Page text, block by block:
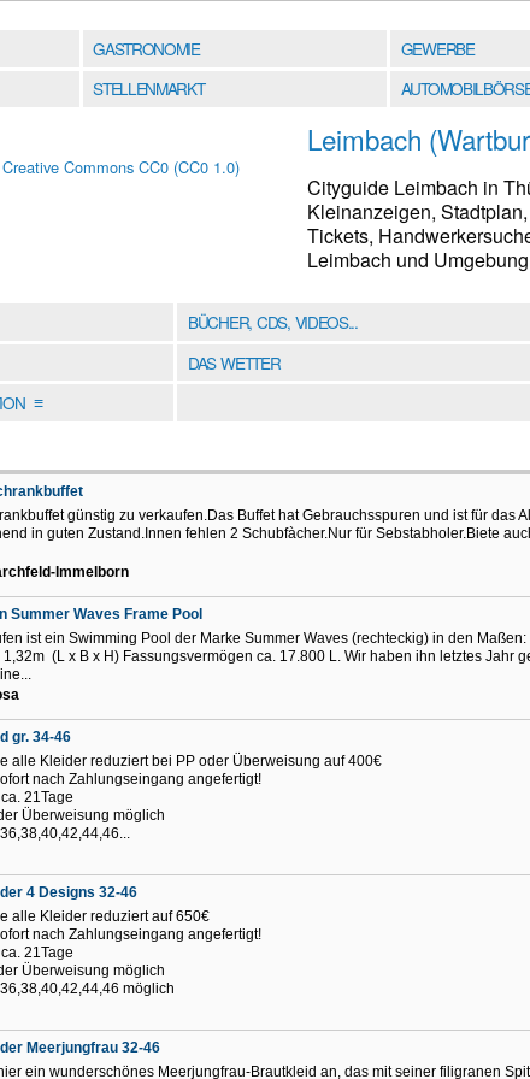
GASTRONOMIE GEWERBE
STELLENMARKT
Creative Commons CC0 (CC0 1.0)
Leimbach
Cityguide Leimbach in
Kleinanzeigen,
Tickets,
Leimbach und
BÜCHER, CDS, VIDEOS...
DAS WETTER
≡
günstig zu verkaufen.Das Buffet hat Gebrauchsspuren und ist für das
in guten Zustand.Innen fehlen 2 Schubfàcher.Nur für Sebstabholer.Biete
Immelborn
Summer Waves Frame Pool
ist ein Swimming Pool der Marke Summer Waves (rechteckig) in den Maßen:
1,32m (L x B x H) Fassungsvermögen ca. 17.800 L. Wir haben ihn letztes Jahr
gr. 34-46
alle Kleider reduziert bei PP oder Überweisung auf 400€
nach Zahlungseingang angefertigt!
21Tage
Überweisung möglich
4 Designs 32-46
alle Kleider reduziert auf 650€
nach Zahlungseingang angefertigt!
21Tage
Überweisung möglich
möglich
Meerjungfrau 32-46
ein wunderschönes Meerjungfrau-Brautkleid an, das mit seiner filigranen